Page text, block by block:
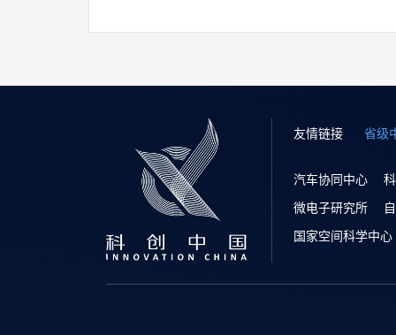
友情链接 省级
汽车协同中心
微电子研究所
国家空间科学中心